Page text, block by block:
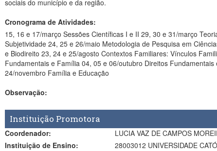
sociais do município e da região.
Cronograma de Atividades:
15, 16 e 17/março Sessões Científicas I e II 29, 30 e 31/março
Subjetividade 24, 25 e 26/maio Metodologia de Pesquisa em Ciências Humanas
e Biodireito 23, 24 e 25/agosto Contextos Familiares: Vínculos
Fundamentais e Família 04, 05 e 06/outubro Direitos
24/novembro Família e Educação
Observação:
Instituição Promotora
Coordenador:
LUCIA VAZ DE CAMPOS
Instituição de Ensino:
28003012 UNIVERSIDADE